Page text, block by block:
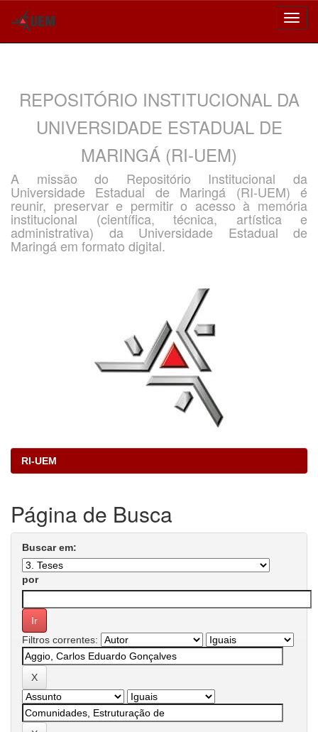
REPOSITÓRIO INSTITUCIONAL DA
UNIVERSIDADE ESTADUAL DE
MARINGÁ (RI-UEM)
A missão do Repositório Institucional da
Universidade Estadual de Maringá (RI-UEM) é
reunir, preservar e permitir o acesso à memória
institucional (científica, técnica, artística e
administrativa) da Universidade Estadual de
Maringá em formato digital.
RI-UEM
Página de Busca
Buscar em:
por
Filtros correntes: